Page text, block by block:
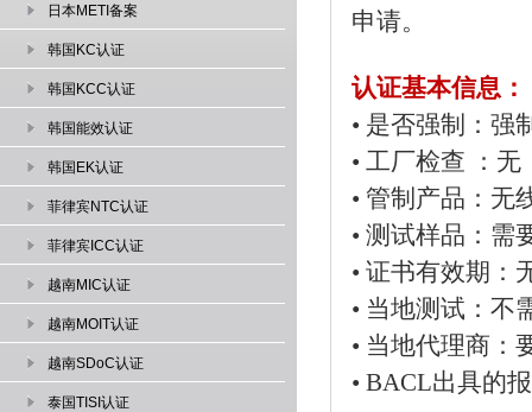
日本METI备案
韩国KC认证
韩国KCC认证
韩国能效认证
韩国EK认证
菲律宾NTC认证
菲律宾ICC认证
越南MIC认证
越南MOIT认证
越南SDoC认证
泰国TISI认证
申请。
认证基本信息：
• 是否强制：强
• 工厂检查 ：无
• 管制产品：无
• 测试样品：需
• 证书有效期：
• 当地测试：不
• 当地代理
• BACL出具的